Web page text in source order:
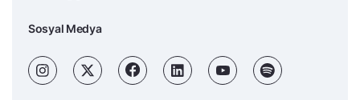
Sosyal Medya